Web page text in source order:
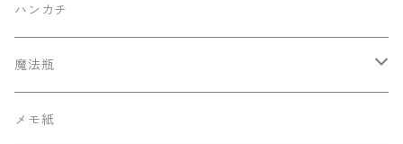
ハンカチ
魔法瓶
130ml ポケットサーモボトル
メモ紙